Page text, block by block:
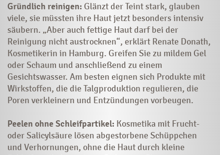
Gründlich reinigen: Glänzt der Teint stark, glauben
viele, sie müssten ihre Haut jetzt besonders intensiv
säubern. „Aber auch fettige Haut darf bei der
Reinigung nicht austrocknen“, erklärt Renate Donath,
Kosmetikerin in ­­Hamburg. Greifen Sie zu mildem Gel
oder Schaum und anschließend zu einem
Gesichtswasser. Am besten eignen sich Produkte mit
Wirkstoffen, die die Talgproduktion regulieren, die
Poren verkleinern und Entzündungen vorbeugen.
Peelen ohne Schleifpartikel: Kosmetika mit Frucht-
oder Salicylsäure lösen abgestorbene Schüppchen
und Verhornungen, ohne die Haut durch kleine